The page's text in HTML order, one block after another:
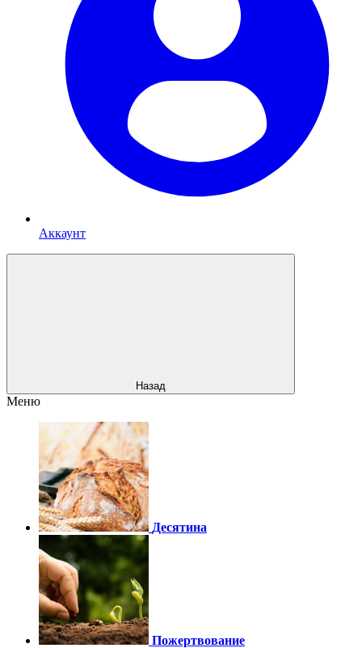
Аккаунт
Назад
Меню
Десятина
Пожертвование